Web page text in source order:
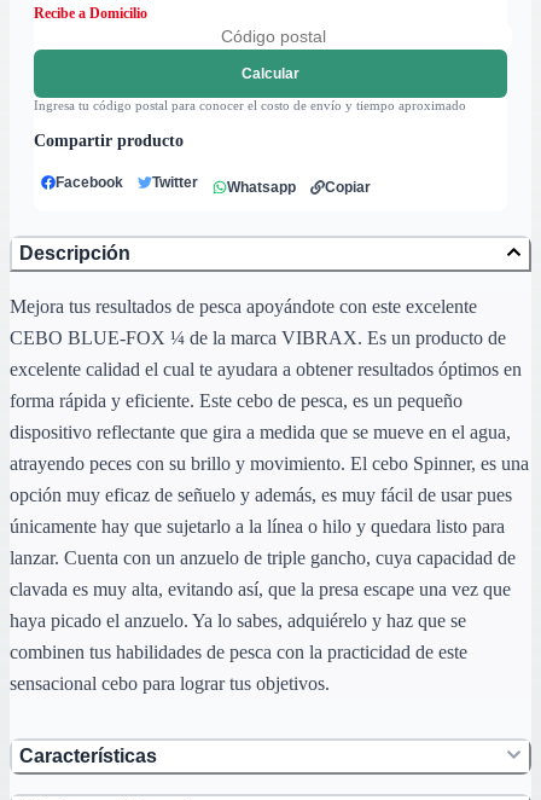
Recibe a Domicilio
Calcular
Ingresa tu código postal para conocer el costo de envío y tiempo aproximado
Compartir producto
Facebook Twitter Whatsapp Copiar
Descripción
Mejora tus resultados de pesca apoyándote con este excelente
CEBO BLUE-FOX ¼ de la marca VIBRAX. Es un producto de
excelente calidad el cual te ayudara a obtener resultados óptimos en
forma rápida y eficiente. Este cebo de pesca, es un pequeño
dispositivo reflectante que gira a medida que se mueve en el agua,
atrayendo peces con su brillo y movimiento. El cebo Spinner, es una
opción muy eficaz de señuelo y además, es muy fácil de usar pues
únicamente hay que sujetarlo a la línea o hilo y quedara listo para
lanzar. Cuenta con un anzuelo de triple gancho, cuya capacidad de
clavada es muy alta, evitando así, que la presa escape una vez que
haya picado el anzuelo. Ya lo sabes, adquiérelo y haz que se
combinen tus habilidades de pesca con la practicidad de este
sensacional cebo para lograr tus objetivos.
Características